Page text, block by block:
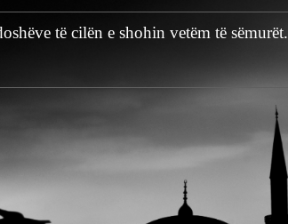
të cilën e shohin vetëm të sëmurët.